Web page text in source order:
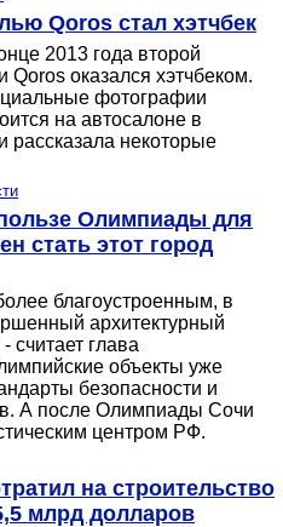
Qoros стал хэтчбек
2013 года второй
оказался хэтчбеком.
фотографии
на автосалоне в
рассказала некоторые
Олимпиады для
стать этот город
благоустроенным, в
архитектурный
считает глава
объекты уже
безопасности и
А после Олимпиады Сочи
центром РФ.
на строительство
млрд долларов